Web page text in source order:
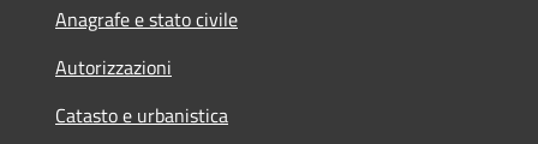
Anagrafe e stato civile
Autorizzazioni
Catasto e urbanistica